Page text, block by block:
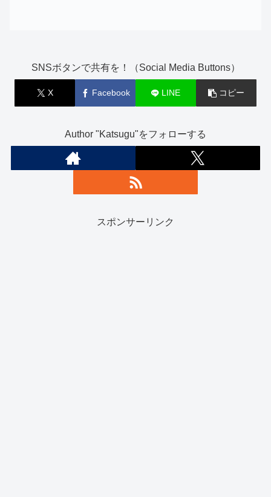
SNSボタンで共有を！（Social Media Buttons）
X Facebook LINE コピー
Author "Katsugu"をフォローする
スポンサーリンク